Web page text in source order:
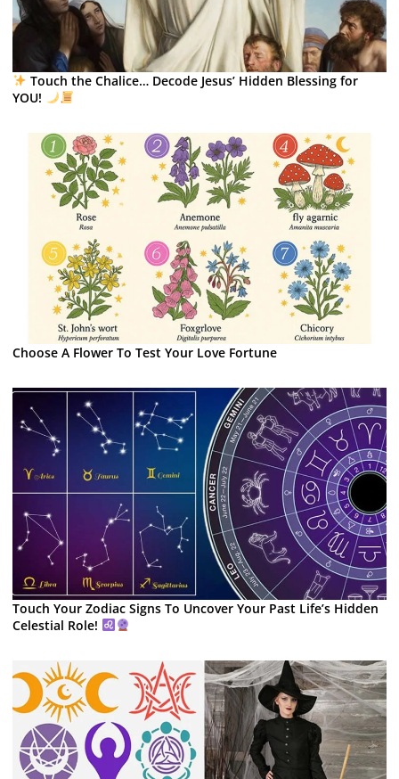
Touch the Chalice… Decode Jesus’ Hidden Blessing for
YOU!
Choose A Flower To Test Your Love Fortune
Touch Your Zodiac Signs To Uncover Your Past Life’s Hidden
Celestial Role!